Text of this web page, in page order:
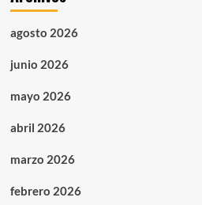
agosto 2026
junio 2026
mayo 2026
abril 2026
marzo 2026
febrero 2026